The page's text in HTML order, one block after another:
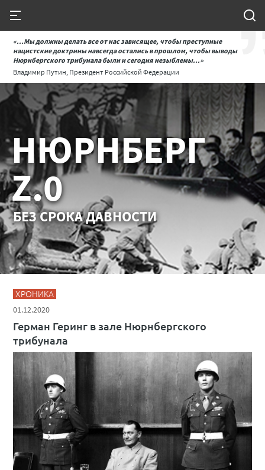
«...Мы должны делать все от нас зависящее, чтобы преступные
нацистские доктрины навсегда остались в прошлом, чтобы выводы
Нюрнбергского трибунала были и сегодня незыблемы...»
Владимир Путин, Президент Российской Федерации
НЮРНБЕРГ
Z.0
БЕЗ СРОКА ДАВНОСТИ
ХРОНИКА
01.12.2020
Герман Геринг в зале Нюрнбергского
трибунала